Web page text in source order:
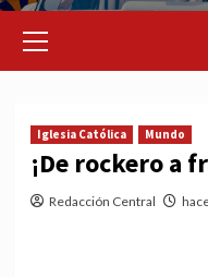
Menu
Iglesia Católica Mundo
¡De rockero a
Redacción Central